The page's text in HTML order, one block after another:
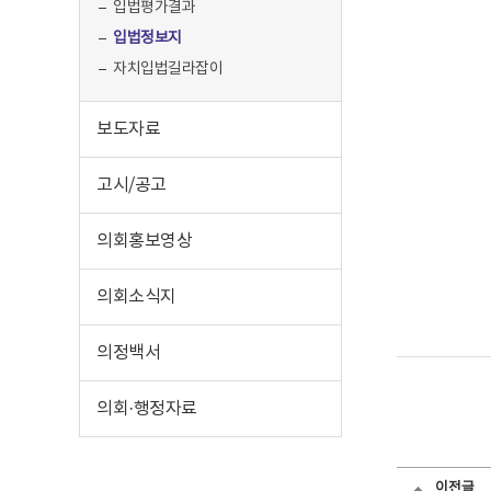
입법평가결과
입법정보지
자치입법길라잡이
보도자료
고시/공고
의회홍보영상
의회소식지
의정백서
의회·행정자료